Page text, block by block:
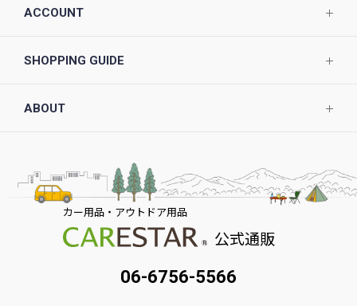
ACCOUNT
SHOPPING GUIDE
ABOUT
カー用品・アウトドア用品
公式通販
06-6756-5566